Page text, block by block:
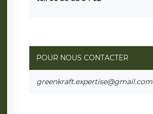
POUR NOUS CONTACTER
greenkraft.expertise@gmail.com